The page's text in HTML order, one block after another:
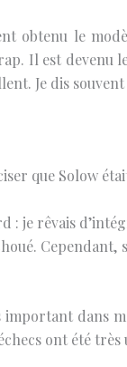
obtenu le
Il est devenu
Je dis
que Solow
: je rêvais
dans
ont été